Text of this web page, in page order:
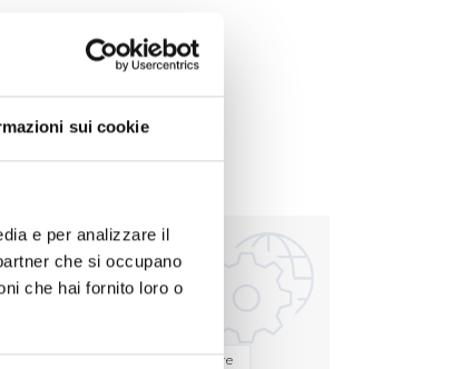
sui cookie
e per analizzare il
che si occupano
che hai fornito loro o
Biologia molecolare